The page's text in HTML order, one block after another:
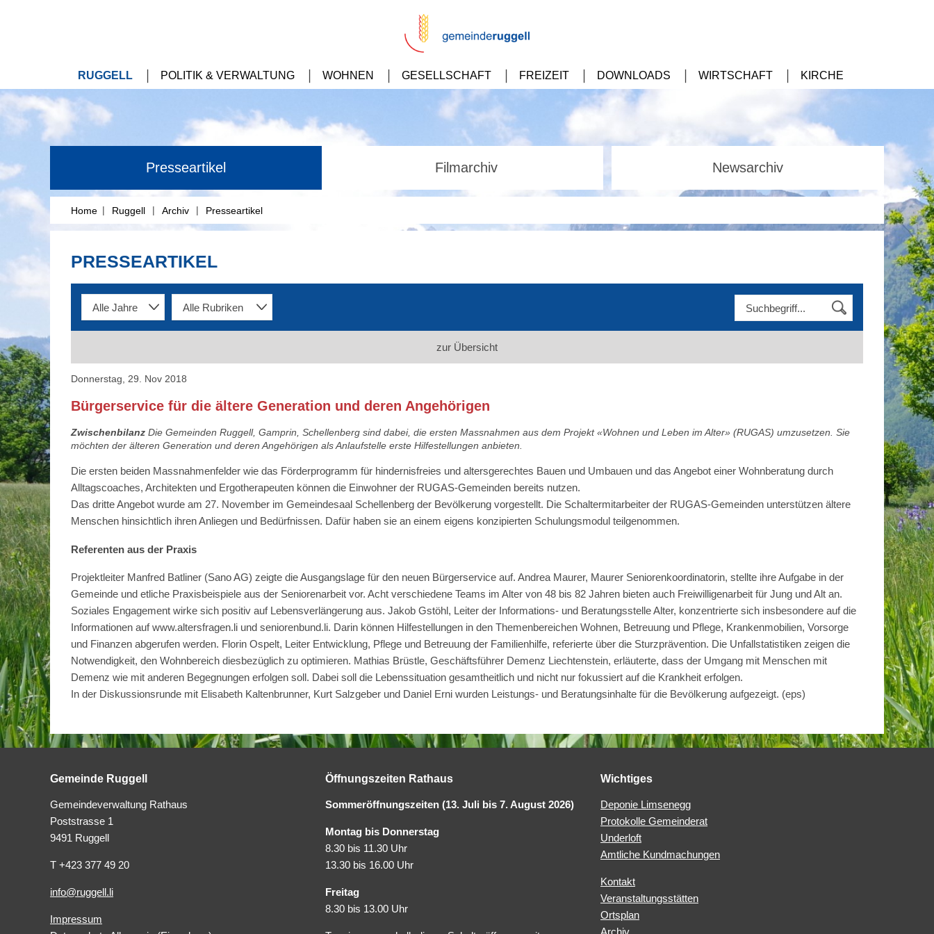
RUGGELL POLITIK & VERWALTUNG WOHNEN GESELLSCHAFT FREIZEIT DOWNLOADS WIRTSCHAFT KIRCHE
Presseartikel Filmarchiv Newsarchiv
Home | Ruggell | Archiv | Presseartikel
PRESSEARTIKEL
zur Übersicht
Donnerstag, 29. Nov 2018
Bürgerservice für die ältere Generation und deren Angehörigen
Zwischenbilanz Die Gemeinden Ruggell, Gamprin, Schellenberg sind dabei, die ersten Massnahmen aus dem Projekt «Wohnen und Leben im Alter» (RUGAS) umzusetzen. Sie
möchten der älteren Generation und deren Angehörigen als Anlaufstelle erste Hilfestellungen anbieten.
Die ersten beiden Massnahmenfelder wie das Förderprogramm für hindernisfreies und altersgerechtes Bauen und Umbauen und das Angebot einer Wohnberatung durch
Alltagscoaches, Architekten und Ergotherapeuten können die Einwohner der ­RUGAS-Gemeinden bereits nutzen.
Das dritte Angebot wurde am 27. November im Gemeindesaal Schellenberg der Bevölkerung vorgestellt. Die Schaltermitarbeiter der RUGAS-Gemeinden unterstützen ältere
Menschen hinsichtlich ihren Anliegen und Bedürfnissen. Dafür haben sie an einem eigens konzipierten Schulungsmodul teilgenommen.
Referenten aus der Praxis
Projektleiter Manfred Batliner (Sano AG) zeigte die Ausgangslage für den neuen Bürgerservice auf. Andrea Maurer, Maurer Seniorenkoordinatorin, stellte ihre Aufgabe in der
Gemeinde und etliche Praxisbeispiele aus der Seniorenarbeit vor. Acht verschiedene Teams im Alter von 48 bis 82 Jahren bieten auch Freiwilligenarbeit für Jung und Alt an.
Soziales Engagement wirke sich positiv auf Lebensverlängerung aus. Jakob Gstöhl, Leiter der Informations- und Beratungsstelle Alter, konzentrierte sich insbesondere auf die
Informationen auf www.altersfragen.li und seniorenbund.li. Darin können Hilfestellungen in den Themenbereichen Wohnen, Betreuung und Pflege, Krankenmobilien, Vorsorge
und Finanzen abgerufen werden. Florin Ospelt, Leiter Entwicklung, Pflege und Betreuung der Familienhilfe, referierte über die Sturzprävention. Die Unfallstatistiken zeigen die
Notwendigkeit, den Wohnbereich diesbezüglich zu optimieren. Mathias Brüstle, Geschäftsführer Demenz Liechtenstein, erläuterte, dass der Umgang mit Menschen mit
Demenz wie mit anderen Begegnungen erfolgen soll. Dabei soll die Lebenssituation gesamtheitlich und nicht nur fokussiert auf die Krankheit erfolgen.
In der Diskussionsrunde mit Elisabeth Kaltenbrunner, Kurt Salzgeber und Daniel Erni wurden Leistungs- und Beratungsinhalte für die Bevölkerung aufgezeigt. (eps)
Gemeinde Ruggell
Gemeindeverwaltung Rathaus
Poststrasse 1
9491 Ruggell
T +423 377 49 20
info@ruggell.li
Impressum
Öffnungszeiten Rathaus
Sommeröffnungszeiten (13. Juli bis 7. August 2026)
Montag bis Donnerstag
8.30 bis 11.30 Uhr
13.30 bis 16.00 Uhr
Freitag
8.30 bis 13.00 Uhr
Wichtiges
Deponie Limsenegg
Protokolle Gemeinderat
Underloft
Amtliche Kundmachungen
Kontakt
Veranstaltungsstätten
Ortsplan
Archiv